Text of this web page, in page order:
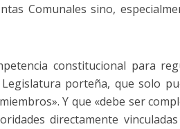
Comunales sino,
constitucional para
porteña, que solo
Y que «debe ser
directamente